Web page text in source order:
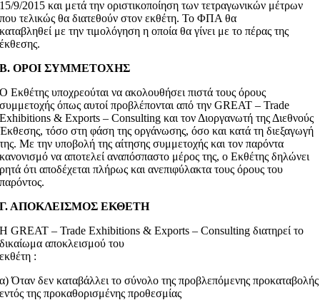
15/9/2015 και μετά την οριστικοποίηση των τετραγωνικών μέτρων
που τελικώς θα διατεθούν στον εκθέτη. Το ΦΠΑ θα
καταβληθεί με την τιμολόγηση η οποία θα γίνει με το πέρας της
έκθεσης.
Β. ΟΡΟΙ ΣΥΜΜΕΤΟΧΗΣ
Ο Εκθέτης υποχρεούται να ακολουθήσει πιστά τους όρους
συμμετοχής όπως αυτοί προβλέπονται από την GREAT – Trade
Exhibitions & Exports – Consulting και τον Διοργανωτή της Διεθνούς
Έκθεσης, τόσο στη φάση της οργάνωσης, όσο και κατά τη διεξαγωγή
της. Με την υποβολή της αίτησης συμμετοχής και τον παρόντα
κανονισμό να αποτελεί αναπόσπαστο μέρος της, ο Εκθέτης δηλώνει
ρητά ότι αποδέχεται πλήρως και ανεπιφύλακτα τους όρους του
παρόντος.
Γ. ΑΠΟΚΛΕΙΣΜΟΣ ΕΚΘΕΤΗ
Η GREAT – Trade Exhibitions & Exports – Consulting διατηρεί το
δικαίωμα αποκλεισμού του
εκθέτη :
α) Όταν δεν καταβάλλει το σύνολο της προβλεπόμενης προκαταβολής
εντός της προκαθορισμένης προθεσμίας